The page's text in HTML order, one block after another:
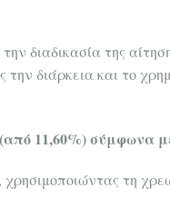
διαδικασία της
διάρκεια και το
11,60%) σύμφωνα
χρησιμοποιώντας τη